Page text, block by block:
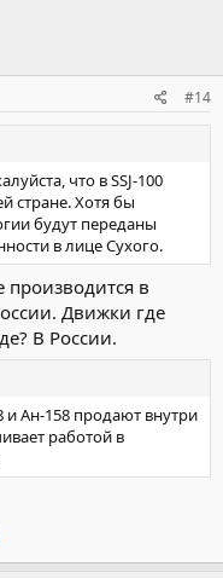
#14
что в SSJ-100
стране. Хотя бы
будут переданы
в лице Сухого.
производится в
Движки где
В России.
и Ан-158 продают внутри
работой в